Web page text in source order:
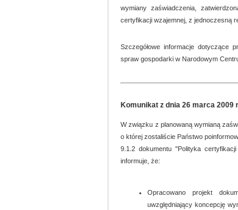
wymiany zaświadczenia,
certyfikacji wzajemnej, z jednoczesną
Szczegółowe informacje dotyczące
spraw gospodarki w Narodowym
Komunikat z dnia 26 marca 2009
W związku z planowaną wymianą
o której zostaliście Państwo
9.1.2 dokumentu "Polityka
informuje, że:
Opracowano projekt
uwzględniający koncepcję